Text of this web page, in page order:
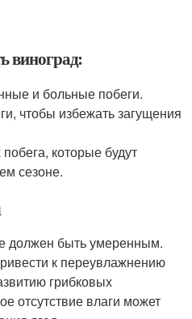
виноград:
и больные побеги.
чтобы избежать загущения
которые будут
сезоне.
должен быть умеренным.
к переувлажнению
грибковых
отсутствие влаги может